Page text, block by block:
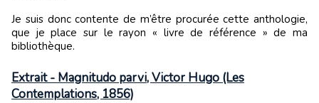
Je suis donc contente de m’être procurée cette anthologie,
que je place sur le rayon « livre de référence » de ma
bibliothèque.
Extrait - Magnitudo parvi, Victor Hugo (Les
Contemplations, 1856)